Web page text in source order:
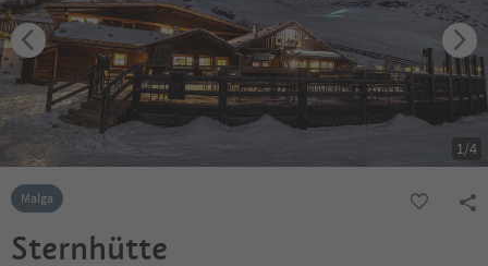
1/4
Malga
Sternhütte